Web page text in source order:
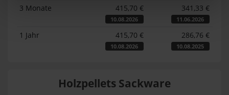
3 Monate 415,70 €
10.08.2026
341,33 €
11.06.2026
1 Jahr 415,70 €
10.08.2026
286,76 €
10.08.2025
Holzpellets Sackware